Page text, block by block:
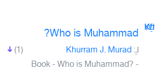
Who is Muhammad?
(1) لـِ: Khurram J. Murad
Book - Who is Muhammad? -